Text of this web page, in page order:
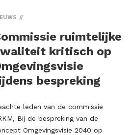
ruimtelijke
kritisch op
bespreking
leden van de commissie
Bij de bespreking van de
Omgevingsvisie 2040 op